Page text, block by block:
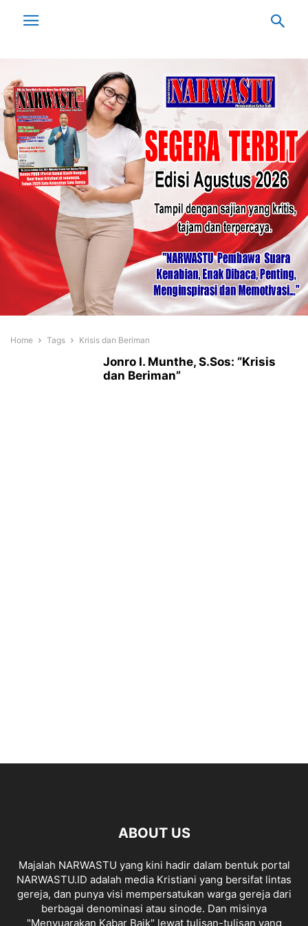
Home Tags Krisis dan Beriman
Jonro I. Munthe, S.Sos: “Krisis
dan Beriman”
ABOUT US
Majalah NARWASTU yang kini hadir dalam bentuk portal
NARWASTU.ID adalah media Kristiani yang bersifat lintas
gereja, dan punya visi mempersatukan warga gereja dari
berbagai denominasi atau sinode. Dan misinya
"Menyuarakan Kabar Baik" lewat tulisan-tulisan yang